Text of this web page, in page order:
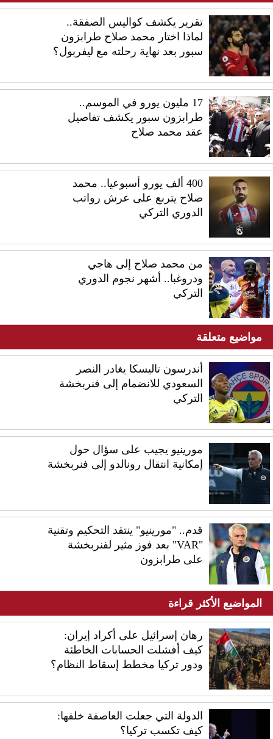
تقرير يكشف كواليس الصفقة..
لماذا اختار محمد صلاح طرابزون
سبور بعد نهاية رحلته مع ليفربول؟
17 مليون يورو في الموسم..
طرابزون سبور يكشف تفاصيل
عقد محمد صلاح
400 ألف يورو أسبوعيا.. محمد
صلاح يتربع على عرش رواتب
الدوري التركي
من محمد صلاح إلى هاجي
ودروغبا.. أشهر نجوم الدوري
التركي
مواضيع متعلقة
أندرسون تاليسكا يغادر النصر
السعودي للانضمام إلى فنربخشة
التركي
مورينيو يجيب على سؤال حول
إمكانية انتقال رونالدو إلى فنربخشة
قدم.. "مورينيو" ينتقد التحكيم وتقنية
"VAR" بعد فوز مثير لفنربخشة
على طرابزون
المواضيع الأكثر قراءة
رهان إسرائيل على أكراد إيران:
كيف أفشلت الحسابات الخاطئة
ودور تركيا مخطط إسقاط النظام؟
الدولة التي جعلت العاصفة خلفها:
كيف تكسب تركيا؟